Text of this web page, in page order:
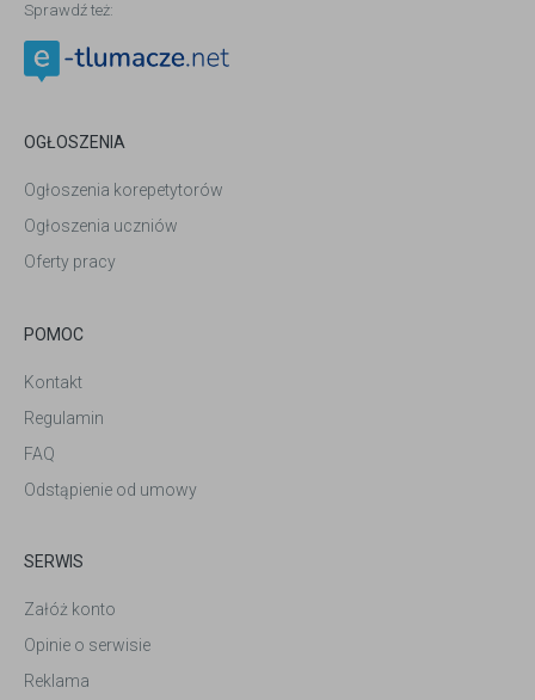
Sprawdź też:
OGŁOSZENIA
Ogłoszenia korepetytorów
Ogłoszenia uczniów
Oferty pracy
POMOC
Kontakt
Regulamin
FAQ
Odstąpienie od umowy
SERWIS
Załóż konto
Opinie o serwisie
Reklama